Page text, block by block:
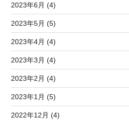
2023年6月 (4)
2023年5月 (5)
2023年4月 (4)
2023年3月 (4)
2023年2月 (4)
2023年1月 (5)
2022年12月 (4)